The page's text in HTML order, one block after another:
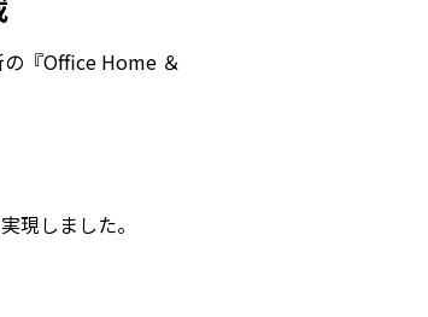
『Office Home ＆
現しました。